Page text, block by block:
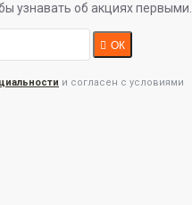
узнавать об акциях первыми.
ОК
и согласен с условиями